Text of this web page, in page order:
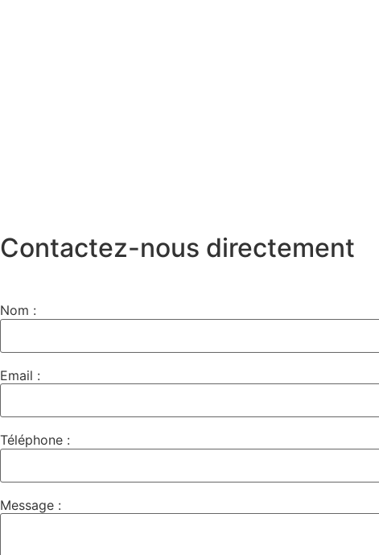
Contactez-nous directement
Nom :
Email :
Téléphone :
Message :